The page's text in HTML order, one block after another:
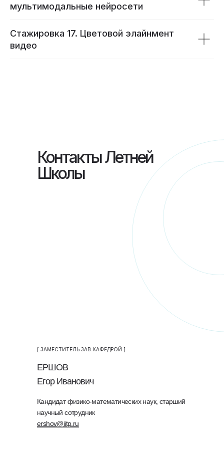
мультимодальные нейросети
Стажировка 17. Цветовой элайнмент
видео
Контакты Летней
Школы
[ ЗАМЕСТИТЕЛЬ ЗАВ.КАФЕДРОЙ ]
Кандидат физико-математических наук, старший
научный сотрудник
ershov@iitp.ru
ЕРШОВ
Егор Иванович